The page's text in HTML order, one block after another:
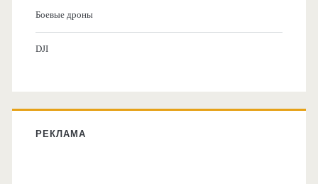
Боевые дроны
DJI
РЕКЛАМА